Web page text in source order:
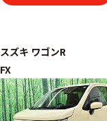
スズキ ワゴンR
FX